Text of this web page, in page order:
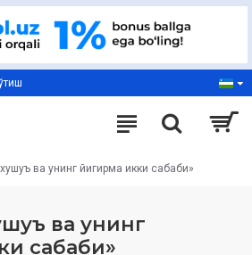
ва унинг йигирма икки сабаби»
ва унинг
сабаби»